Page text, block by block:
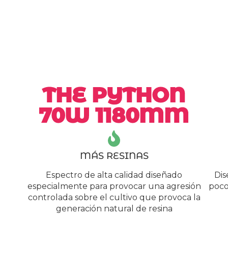
THE PYTHON
70W 1180MM
MÁS RESINAS
Espectro de alta calidad diseñado
especialmente para provocar una agresión
controlada sobre el cultivo que provoca la
generación natural de resina​